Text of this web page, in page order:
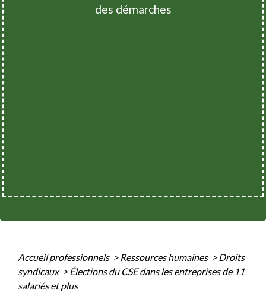
des démarches
Accueil professionnels > Ressources humaines > Droits
syndicaux > Élections du CSE dans les entreprises de 11
salariés et plus